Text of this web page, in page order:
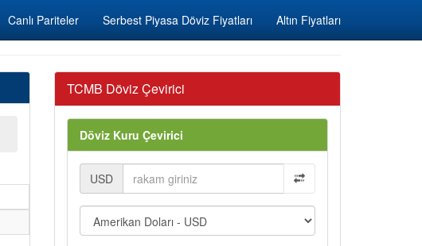
Canlı Pariteler Serbest Piyasa Döviz Fiyatları Altın Fiyatları
TCMB Döviz Çevirici
Döviz Kuru Çevirici
USD